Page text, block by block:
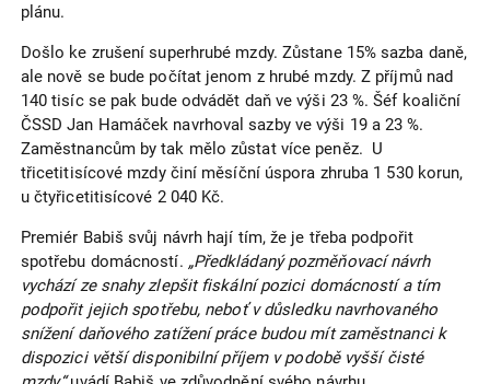
plánu.
Došlo ke zrušení superhrubé mzdy. Zůstane 15% sazba daně,
ale nově se bude počítat jenom z hrubé mzdy. Z příjmů nad
140 tisíc se pak bude odvádět daň ve výši 23 %. Šéf koaliční
ČSSD Jan Hamáček navrhoval sazby ve výši 19 a 23 %.
Zaměstnancům by tak mělo zůstat více peněz. U
třicetitisícové mzdy činí měsíční úspora zhruba 1 530 korun,
u čtyřicetitisícové 2 040 Kč.
Premiér Babiš svůj návrh hají tím, že je třeba podpořit
spotřebu domácností. „Předkládaný pozměňovací návrh
vychází ze snahy zlepšit fiskální pozici domácností a tím
podpořit jejich spotřebu, neboť v důsledku navrhovaného
snížení daňového zatížení práce budou mít zaměstnanci k
dispozici větší disponibilní příjem v podobě vyšší čisté